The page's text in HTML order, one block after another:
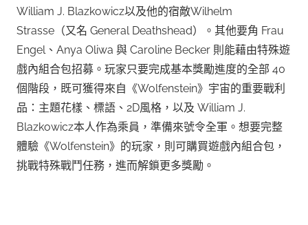
William J. Blazkowicz以及他的宿敵Wilhelm
Strasse（又名 General Deathshead）。其他要角 Frau
Engel、Anya Oliwa 與 Caroline Becker 則能藉由特殊遊
戲內組合包招募。玩家只要完成基本獎勵進度的全部 40
個階段，既可獲得來自《Wolfenstein》宇宙的重要戰利
品：主題花樣、標語、2D風格，以及 William J.
Blazkowicz本人作為乘員，準備來號令全軍。想要完整
體驗《Wolfenstein》的玩家，則可購買遊戲內組合包，
挑戰特殊戰鬥任務，進而解鎖更多獎勵。